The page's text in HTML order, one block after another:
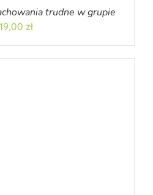
trudne w grupie
19,00 zł